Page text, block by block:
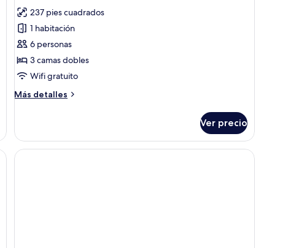
las
fotos
de
Habitación
familiar
237 pies cuadrados
1 habitación
6 personas
3 camas dobles
Wifi gratuito
Más detalles
Más
familiar
Ver precio